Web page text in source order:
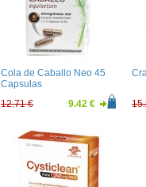
Cola de Caballo Neo 45
Capsulas
12.71 €
9.42 €